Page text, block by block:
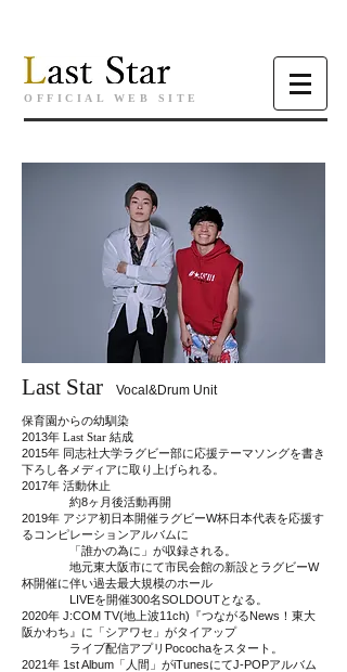
OFFICIAL WEB SITE
Last Star Vocal&Drum Unit
保育園からの幼馴染
2013年 Last Star 結成
2015年 同志社大学ラグビー部に応援テーマソングを書き
下ろし各メディアに取り上げられる。
2017年 活動休止
約8ヶ月後活動再開
2019年 アジア初日本開催ラグビーW杯日本代表を応援す
るコンピレーションアルバムに
「誰かの為に」が収録される。
地元東大阪市にて市民会館の新設とラグビーW
杯開催に伴い過去最大規模のホール
LIVEを開催300名SOLDOUTとなる。
2020年 J:COM TV(地上波11ch)『つながるNews！東大
阪かわち』に「シアワセ」がタイアップ
ライブ配信アプリPocochaをスタート。
2021年 1st Album「人間」がiTunesにてJ-POPアルバム